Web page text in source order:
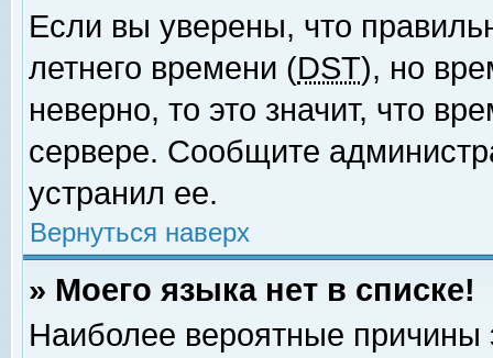
Если вы уверены, что
летнего времени (DST), но
неверно, то это значит, что
сервере. Сообщите
устранил ее.
Вернуться наверх
» Моего языка нет в списке!
Наиболее вероятные причины